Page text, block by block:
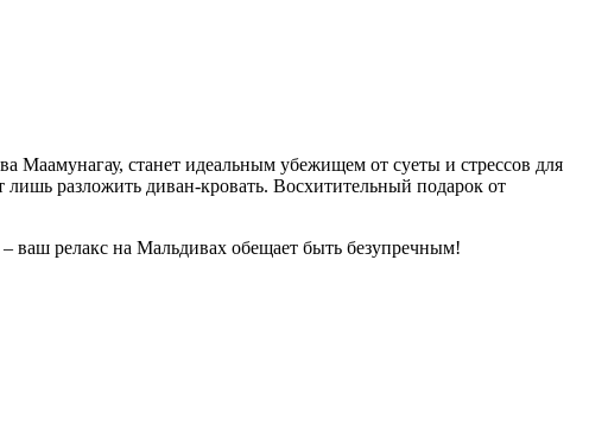
Маамунагау, станет идеальным убежищем от суеты и стрессов для
разложить диван-кровать. Восхитительный подарок от
– ваш релакс на Мальдивах обещает быть безупречным!